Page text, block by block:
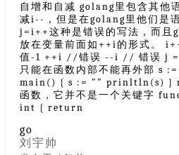
自增和自减 golang里包含其他
减i--，但是在golang里他们是
j=i++这种是错误的写法，而且
放在变量前面如++i的形式。
值-1 ++i //错误 --i // 错误 j =
只能在函数内部不能再外部 s
main() { s := "" prinltln(s) }
函数，它并不是一个关键字
int { return
go
刘宇帅